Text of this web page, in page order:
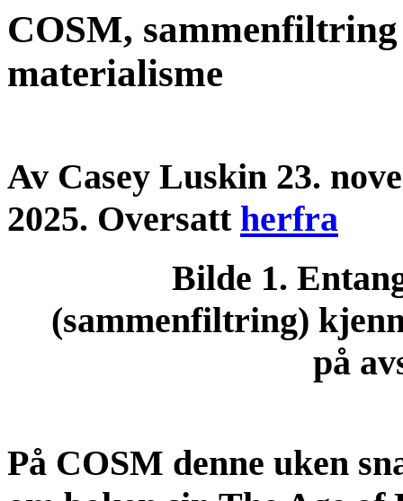
COSM,
materialisme
Av Casey Luskin 23.
2025. Oversatt herfra
Bilde 1.
(sammenfiltring)
på
På COSM denne uken